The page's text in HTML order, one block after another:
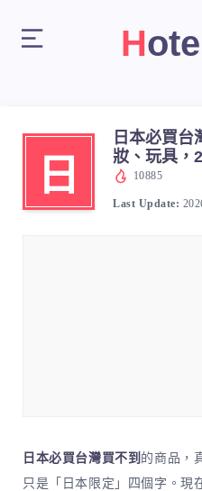
日
日本必買台
妝、玩具，
10885
Last Update:
日本必買台灣買不到 的商品，
只是「日本限定」四個字。現